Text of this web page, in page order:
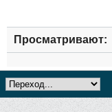
Просматривают: